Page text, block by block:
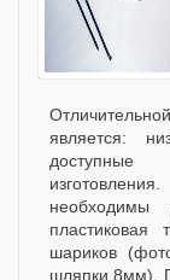
является:
необходимы
шариков
шляпки 8мм).